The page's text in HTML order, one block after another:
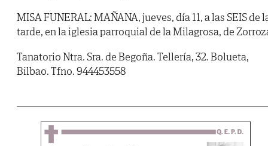
MISA FUNERAL: MAÑANA, jueves, día 11, a las SEIS de
tarde, en la iglesia parroquial de la Milagrosa, de
Tanatorio Ntra. Sra. de Begoña. Tellería, 32. Bolueta,
Bilbao. Tfno. 944453558